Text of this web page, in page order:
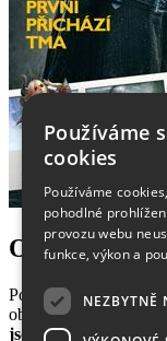
Objednání
Pošlete nám Vaše
objednávky nebo
jsou povinné.
Používáme
cookies
Používáme
pohodlné
provozu webu
funkce, výkon a
NEZBYTNĚ